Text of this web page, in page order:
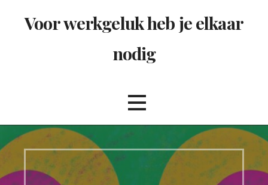
Voor werkgeluk heb je elkaar
nodig